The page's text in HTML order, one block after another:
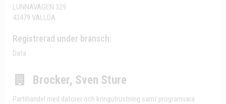
LUNNAVÄGEN 329
43479 VALLDA
Registrerad under bransch:
Data
Brocker, Sven Sture
Partihandel med datorer och kringutrustning samt programvara